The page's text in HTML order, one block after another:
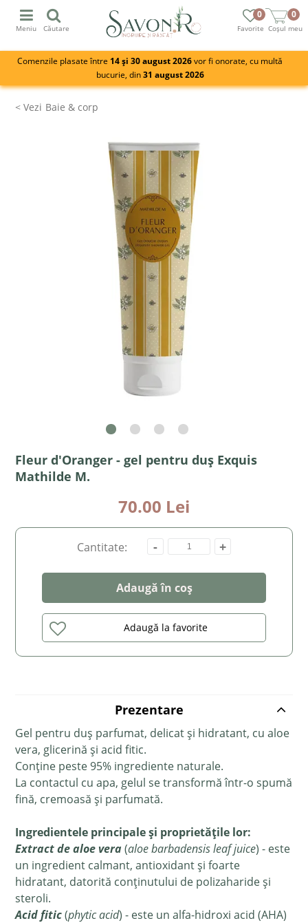
Favorite
0
Coșul meu
0
Meniu Căutare
Comenzile plasate între 14 și 30 august 2026vor fi onorate, cu multă
bucurie, din31 august 2026
Baie & corp
Fleur d'Oranger - gel pentru duș Exquis
Mathilde M.
70.00 Lei
Cantitate: - +
Adaugă în coș
Adaugă la favorite
Prezentare
Gel pentru duș parfumat, delicat și hidratant, cu aloe
vera, glicerină și acid fitic.
Conține peste 95% ingrediente naturale.
La contactul cu apa, gelul se transformă într-o spumă
fină, cremoasă și parfumată.
Ingredientele principale și proprietățile lor:
Extract de aloe vera(aloebarbadensis leaf juice) - este
un ingredient calmant, antioxidant și foarte
hidratant, datorită conținutului de polizaharide și
steroli.
Acid fitic(phytic acid) - este un alfa-hidroxi acid (AHA)